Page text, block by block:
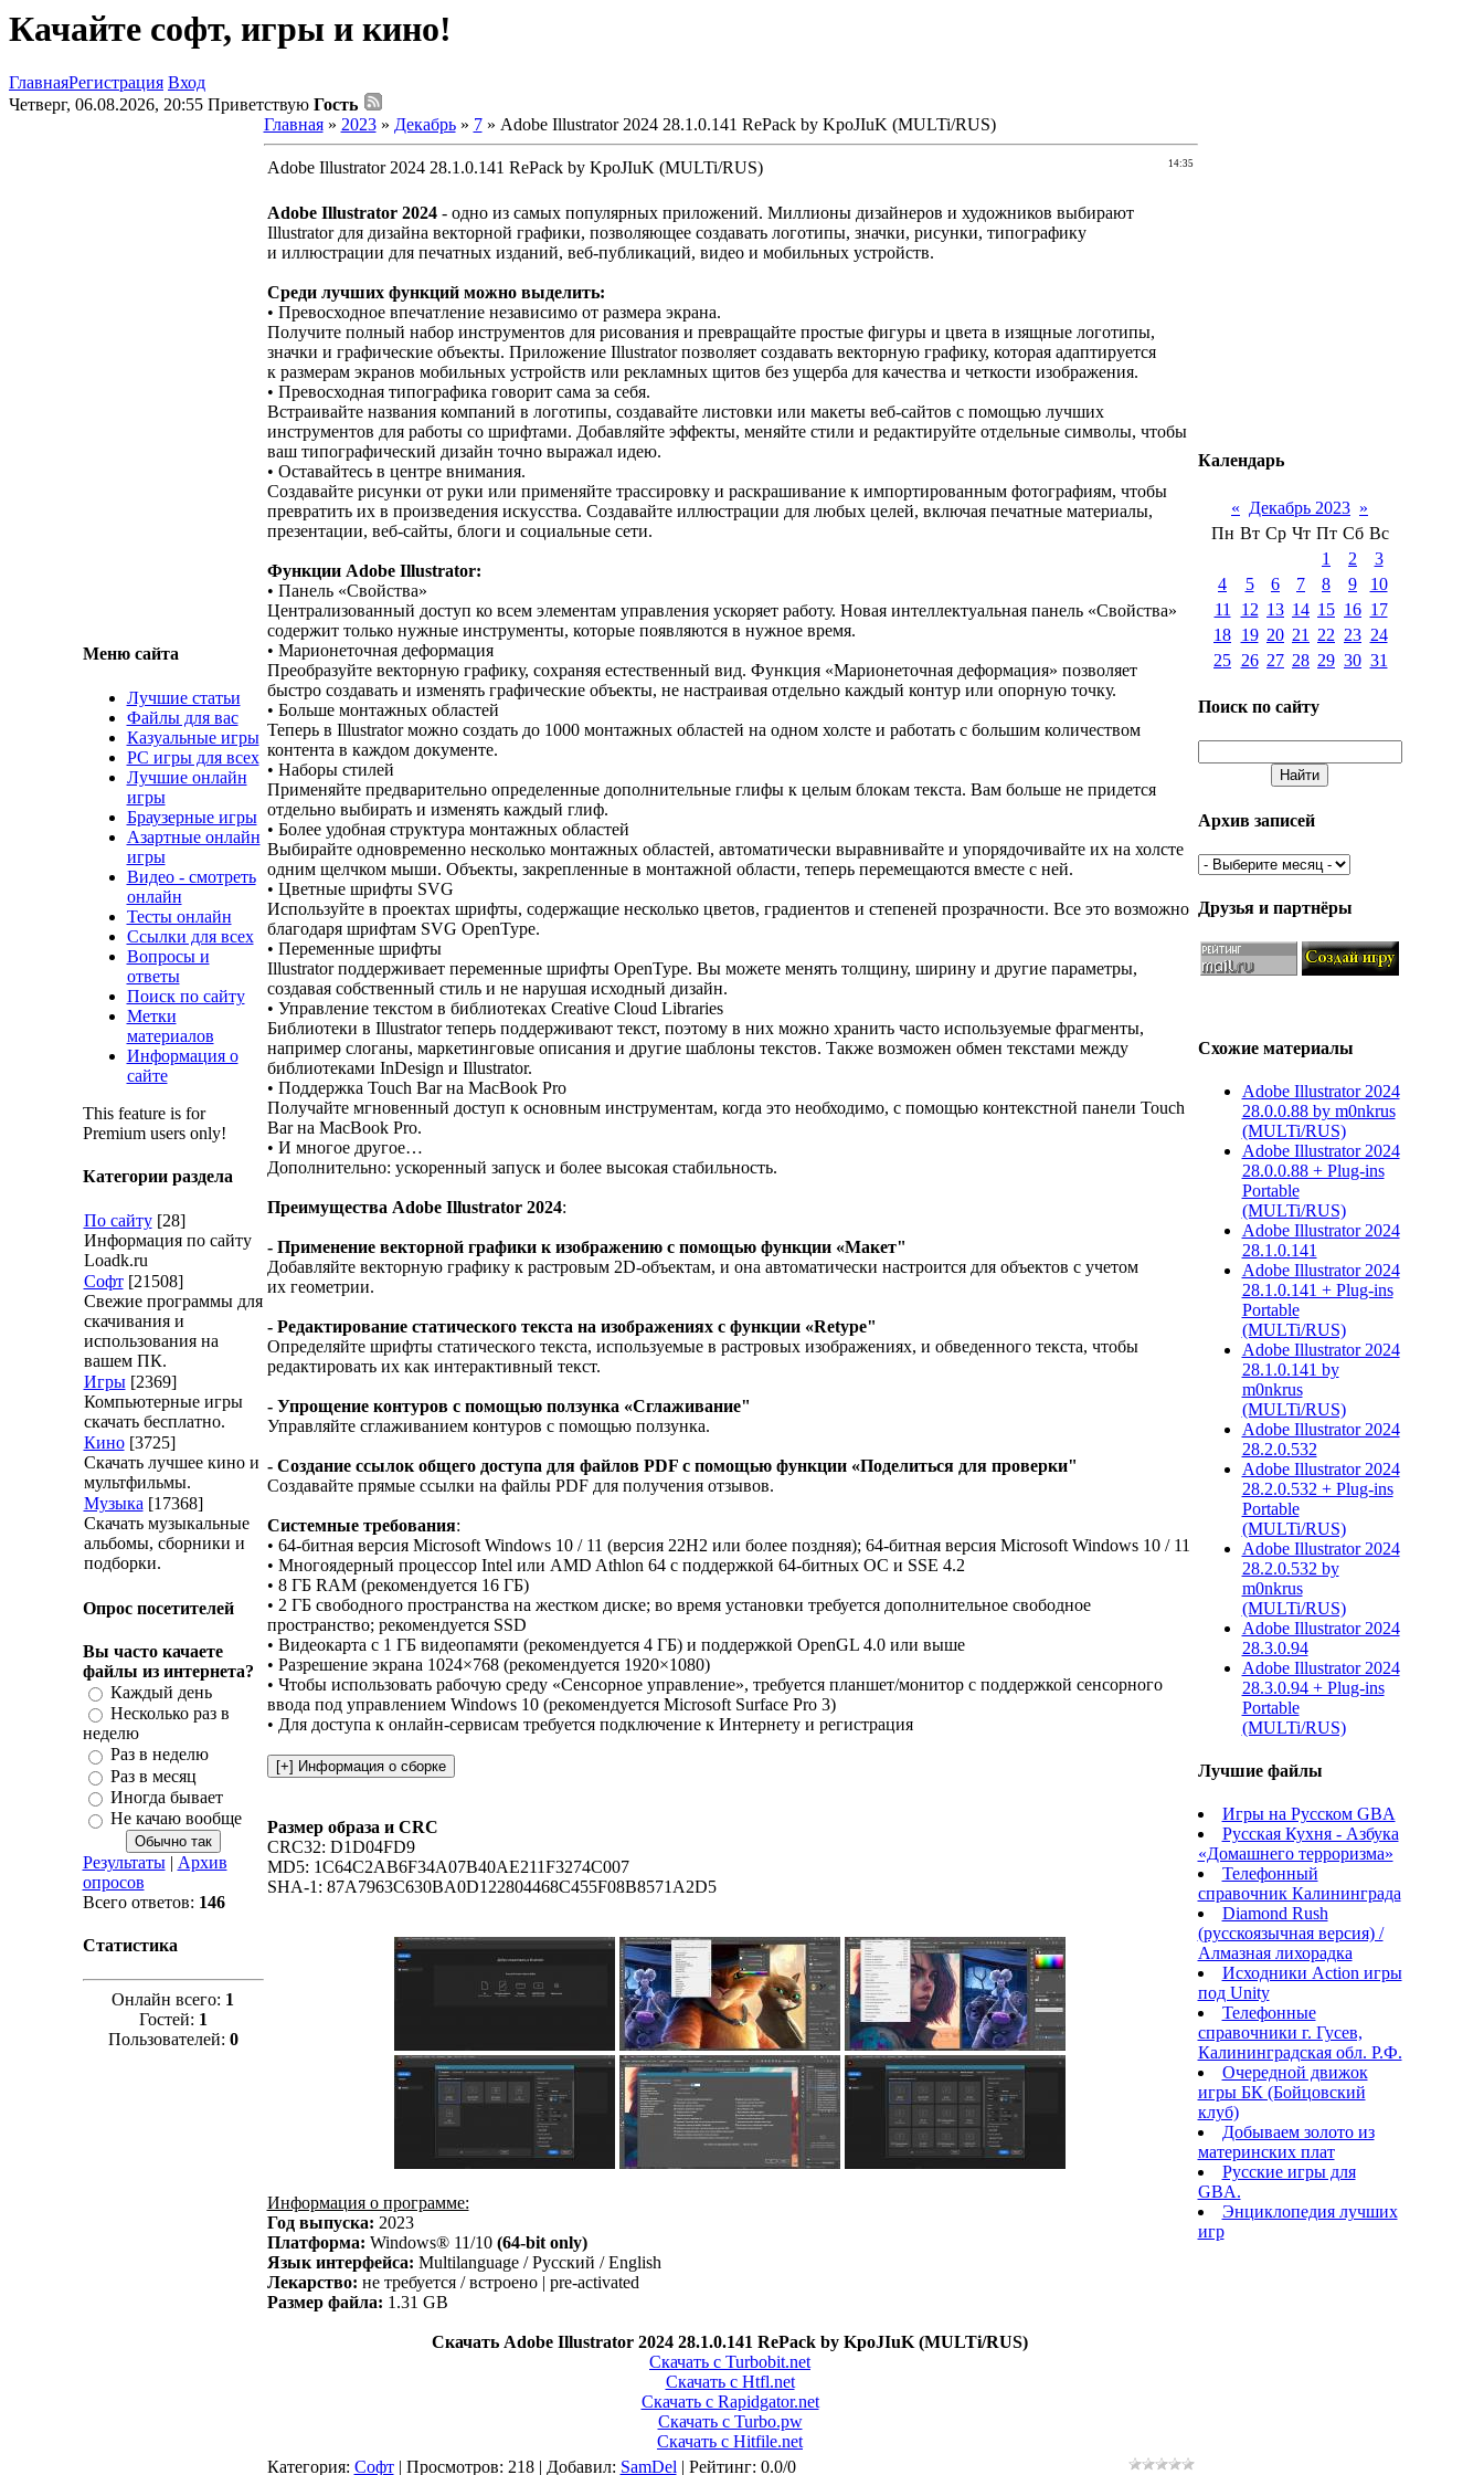
Качайте софт, игры и кино!
ГлавнаяРегистрация Вход
Четверг, 06.08.2026, 20:55 Приветствую Гость
Меню сайта
Лучшие статьи
Файлы для вас
Казуальные игры
PC игры для всех
Лучшие онлайн
игры
Браузерные игры
Азартные онлайн
игры
Видео - смотреть
онлайн
Тесты онлайн
Ссылки для всех
Вопросы и
ответы
Поиск по сайту
Метки
материалов
Информация о
сайте
This feature is for
Premium users only!
Категории раздела
По сайту [28]
Информация по сайту
Loadk.ru
Софт [21508]
Свежие программы для
скачивания и
использования на
вашем ПК.
Игры [2369]
Компьютерные игры
скачать бесплатно.
Кино [3725]
Скачать лучшее кино и
мультфильмы.
Музыка [17368]
Скачать музыкальные
альбомы, сборники и
подборки.
Опрос посетителей
Вы часто качаете
файлы из интернета?
Каждый день
Несколько раз в
неделю
Раз в неделю
Раз в месяц
Иногда бывает
Не качаю вообще
Результаты| Архив
опросов
Всего ответов: 146
Статистика
Онлайн всего: 1
Гостей: 1
Пользователей: 0
Главная» 2023 » Декабрь » 7» Adobe Illustrator 2024 28.1.0.141 RePack by KpoJIuK (MULTi/RUS)
14:35
Adobe Illustrator 2024 28.1.0.141 RePack by KpoJIuK (MULTi/RUS)
Adobe Illustrator 2024- одно из самых популярных приложений. Миллионы дизайнеров и художников выбирают
Illustrator для дизайна векторной графики, позволяющее создавать логотипы, значки, рисунки, типографику
и иллюстрации для печатных изданий, веб-публикаций, видео и мобильных устройств.
Среди лучших функций можно выделить:
• Превосходное впечатление независимо от размера экрана.
Получите полный набор инструментов для рисования и превращайте простые фигуры и цвета в изящные логотипы,
значки и графические объекты. Приложение Illustrator позволяет создавать векторную графику, которая адаптируется
к размерам экранов мобильных устройств или рекламных щитов без ущерба для качества и четкости изображения.
• Превосходная типографика говорит сама за себя.
Встраивайте названия компаний в логотипы, создавайте листовки или макеты веб-сайтов с помощью лучших
инструментов для работы со шрифтами. Добавляйте эффекты, меняйте стили и редактируйте отдельные символы, чтобы
ваш типографический дизайн точно выражал идею.
• Оставайтесь в центре внимания.
Создавайте рисунки от руки или применяйте трассировку и раскрашивание к импортированным фотографиям, чтобы
превратить их в произведения искусства. Создавайте иллюстрации для любых целей, включая печатные материалы,
презентации, веб-сайты, блоги и социальные сети.
Функции Adobe Illustrator:
• Панель «Свойства»
Централизованный доступ ко всем элементам управления ускоряет работу. Новая интеллектуальная панель «Свойства»
содержит только нужные инструменты, которые появляются в нужное время.
• Марионеточная деформация
Преобразуйте векторную графику, сохраняя естественный вид. Функция «Марионеточная деформация» позволяет
быстро создавать и изменять графические объекты, не настраивая отдельно каждый контур или опорную точку.
• Больше монтажных областей
Теперь в Illustrator можно создать до 1000 монтажных областей на одном холсте и работать с большим количеством
контента в каждом документе.
• Наборы стилей
Применяйте предварительно определенные дополнительные глифы к целым блокам текста. Вам больше не придется
отдельно выбирать и изменять каждый глиф.
• Более удобная структура монтажных областей
Выбирайте одновременно несколько монтажных областей, автоматически выравнивайте и упорядочивайте их на холсте
одним щелчком мыши. Объекты, закрепленные в монтажной области, теперь перемещаются вместе с ней.
• Цветные шрифты SVG
Используйте в проектах шрифты, содержащие несколько цветов, градиентов и степеней прозрачности. Все это возможно
благодаря шрифтам SVG OpenType.
• Переменные шрифты
Illustrator поддерживает переменные шрифты OpenType. Вы можете менять толщину, ширину и другие параметры,
создавая собственный стиль и не нарушая исходный дизайн.
• Управление текстом в библиотеках Creative Cloud Libraries
Библиотеки в Illustrator теперь поддерживают текст, поэтому в них можно хранить часто используемые фрагменты,
например слоганы, маркетинговые описания и другие шаблоны текстов. Также возможен обмен текстами между
библиотеками InDesign и Illustrator.
• Поддержка Touch Bar на MacBook Pro
Получайте мгновенный доступ к основным инструментам, когда это необходимо, с помощью контекстной панели Touch
Bar на MacBook Pro.
• И многое другое…
Дополнительно: ускоренный запуск и более высокая стабильность.
Преимущества Adobe Illustrator 2024:
- Применение векторной графики к изображению с помощью функции «Макет"
Добавляйте векторную графику к растровым 2D-объектам, и она автоматически настроится для объектов с учетом
их геометрии.
- Редактирование статического текста на изображениях с функции «Retype"
Определяйте шрифты статического текста, используемые в растровых изображениях, и обведенного текста, чтобы
редактировать их как интерактивный текст.
- Упрощение контуров с помощью ползунка «Сглаживание"
Управляйте сглаживанием контуров с помощью ползунка.
- Создание ссылок общего доступа для файлов PDF с помощью функции «Поделиться для проверки"
Создавайте прямые ссылки на файлы PDF для получения отзывов.
Системные требования:
• 64-битная версия Microsoft Windows 10 / 11 (версия 22H2 или более поздняя); 64-битная версия Microsoft Windows 10 / 11
• Многоядерный процессор Intel или AMD Athlon 64 с поддержкой 64-битных ОС и SSE 4.2
• 8 ГБ RAM (рекомендуется 16 ГБ)
• 2 ГБ свободного пространства на жестком диске; во время установки требуется дополнительное свободное
пространство; рекомендуется SSD
• Видеокарта с 1 ГБ видеопамяти (рекомендуется 4 ГБ) и поддержкой OpenGL 4.0 или выше
• Разрешение экрана 1024×768 (рекомендуется 1920×1080)
• Чтобы использовать рабочую среду «Сенсорное управление», требуется планшет/монитор с поддержкой сенсорного
ввода под управлением Windows 10 (рекомендуется Microsoft Surface Pro 3)
• Для доступа к онлайн-сервисам требуется подключение к Интернету и регистрация
Размер образа и CRC
CRC32: D1D04FD9
MD5: 1C64C2AB6F34A07B40AE211F3274C007
SHA-1: 87A7963C630BA0D122804468C455F08B8571A2D5
Информация о программе:
Год выпуска: 2023
Платформа: Windows® 11/10 (64-bit only)
Язык интерфейса: Multilanguage / Русский / English
Лекарство: не требуется / встроено | pre-activated
Размер файла: 1.31 GB
Скачать Adobe Illustrator 2024 28.1.0.141 RePack by KpoJIuK (MULTi/RUS)
Скачать с Turbobit.net
Скачать с Htfl.net
Скачать с Rapidgator.net
Скачать с Turbo.pw
Скачать с Hitfile.net
Категория: Софт| Просмотров: 218 | Добавил: SamDel| Рейтинг: 0.0/0
Календарь
« Декабрь 2023 »
Пн Вт Ср Чт Пт Сб Вс
1
2
3
4
5 6 7 8 9
10
11
12 13 14 15 16 17
18 19 20 21 22 23 24
25 26 27 28 29 30 31
Поиск по сайту
Архив записей
Друзья и партнёры
Схожие материалы
Adobe Illustrator 2024
28.0.0.88 by m0nkrus
(MULTi/RUS)
Adobe Illustrator 2024
28.0.0.88 + Plug-ins
Portable
(MULTi/RUS)
Adobe Illustrator 2024
28.1.0.141
Adobe Illustrator 2024
28.1.0.141 + Plug-ins
Portable
(MULTi/RUS)
Adobe Illustrator 2024
28.1.0.141 by
m0nkrus
(MULTi/RUS)
Adobe Illustrator 2024
28.2.0.532
Adobe Illustrator 2024
28.2.0.532 + Plug-ins
Portable
(MULTi/RUS)
Adobe Illustrator 2024
28.2.0.532 by
m0nkrus
(MULTi/RUS)
Adobe Illustrator 2024
28.3.0.94
Adobe Illustrator 2024
28.3.0.94 + Plug-ins
Portable
(MULTi/RUS)
Лучшие файлы
Игры на Русском GBA
Русская Кухня - Азбука
«Домашнего терроризма»
Телефонный
справочник Калининграда
Diamond Rush
(русскоязычная версия) /
Алмазная лихорадка
Исходники Action игры
под Unity
Телефонные
справочники г. Гусев,
Калининградская обл. Р.Ф.
Очередной движок
игры БК (Бойцовский
клуб)
Добываем золото из
материнских плат
Русские игры для
GBA.
Энциклопедия лучших
игр